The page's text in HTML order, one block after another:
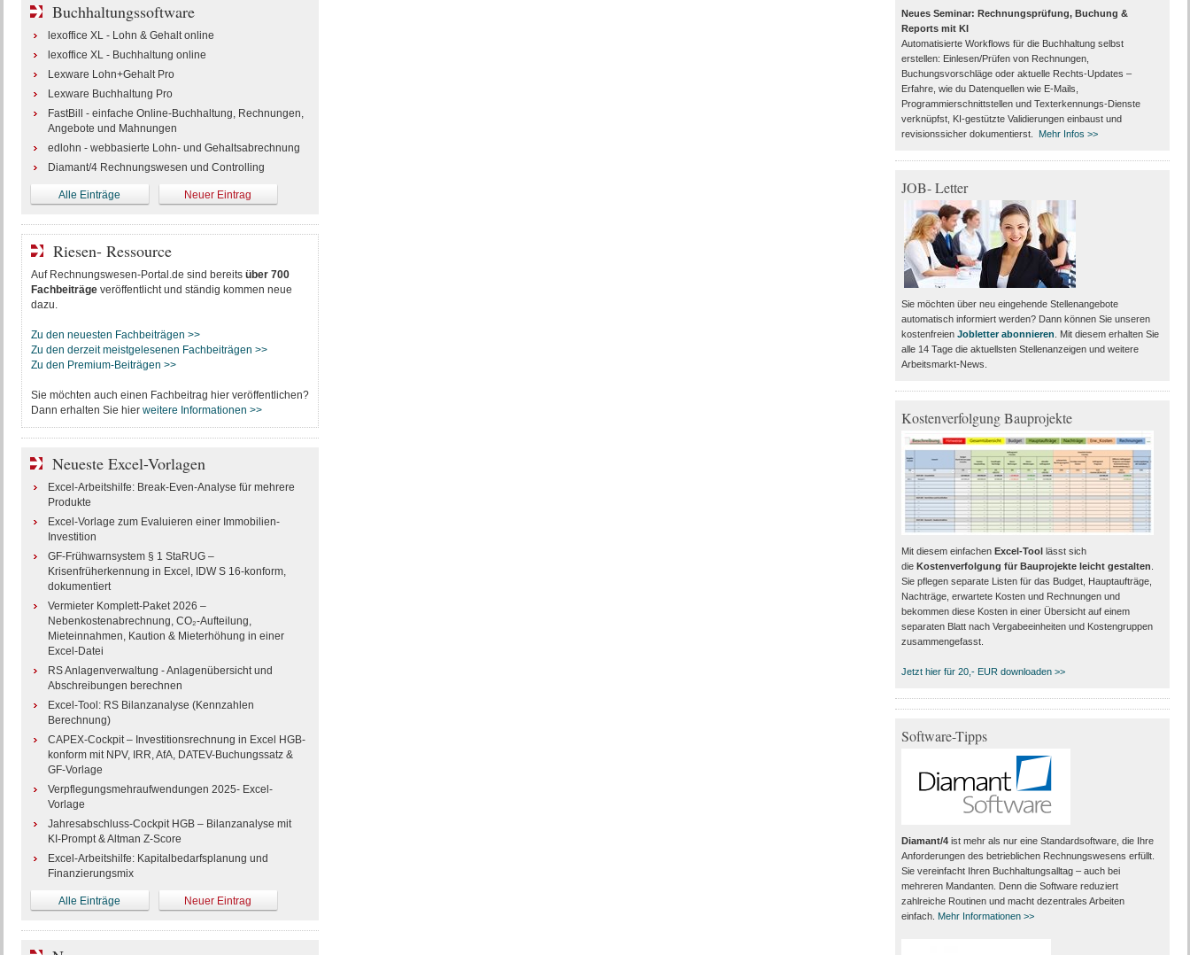
Buchhaltungssoftware
lexoffice XL - Lohn & Gehalt online
lexoffice XL - Buchhaltung online
Lexware Lohn+Gehalt Pro
Lexware Buchhaltung Pro
FastBill - einfache Online-Buchhaltung, Rechnungen,
Angebote und Mahnungen
edlohn - webbasierte Lohn- und Gehaltsabrechnung
Diamant/4 Rechnungswesen und Controlling
Alle Einträge Neuer Eintrag
Riesen- Ressource
Auf Rechnungswesen-Portal.de sind bereits über 700
Fachbeiträgeveröffentlicht und ständig kommen neue
dazu.
Zu den neuesten Fachbeiträgen >>
Zu den derzeit meistgelesenen Fachbeiträgen >>
Zu den Premium-Beiträgen >>
Sie möchten auch einen Fachbeitrag hier veröffentlichen?
Dann erhalten Sie hier weitere Informationen >>
Neueste Excel-Vorlagen
Excel-Arbeitshilfe: Break-Even-Analyse für mehrere
Produkte
Excel-Vorlage zum Evaluieren einer Immobilien-
Investition
GF-Frühwarnsystem § 1 StaRUG –
Krisenfrüherkennung in Excel, IDW S 16-konform,
dokumentiert
Vermieter Komplett-Paket 2026 –
Nebenkostenabrechnung, CO₂-Aufteilung,
Mieteinnahmen, Kaution & Mieterhöhung in einer
Excel-Datei
RS Anlagenverwaltung - Anlagenübersicht und
Abschreibungen berechnen
Excel-Tool: RS Bilanzanalyse (Kennzahlen
Berechnung)
CAPEX-Cockpit – Investitionsrechnung in Excel HGB-
konform mit NPV, IRR, AfA, DATEV-Buchungssatz &
GF-Vorlage
Verpflegungsmehraufwendungen 2025- Excel-
Vorlage
Jahresabschluss-Cockpit HGB – Bilanzanalyse mit
KI-Prompt & Altman Z-Score
Excel-Arbeitshilfe: Kapitalbedarfsplanung und
Finanzierungsmix
Alle Einträge Neuer Eintrag
Neues Seminar: Rechnungsprüfung, Buchung &
Reports mit KI
Automatisierte Workflows für die Buchhaltung selbst
erstellen: Einlesen/Prüfen von Rechnungen,
Buchungsvorschläge oder aktuelle Rechts-Updates –
Erfahre, wie du Datenquellen wie E-Mails,
Programmierschnittstellen und Texterkennungs-Dienste
verknüpfst, KI-gestützte Validierungen einbaust und
revisionssicher dokumentierst.
Mehr Infos >>
JOB- Letter
Sie möchten über neu eingehende Stellenangebote
automatisch informiert werden? Dann können Sie unseren
kostenfreien Jobletter abonnieren . Mit diesem erhalten Sie
alle 14 Tage die aktuellsten Stellenanzeigen und weitere
Arbeitsmarkt-News.
Kostenverfolgung Bauprojekte
Mit diesem einfachen Excel-Toollässt sich
die Kostenverfolgung für Bauprojekte leicht gestalten
Sie pflegen separate Listen für das Budget, Hauptaufträge,
Nachträge, erwartete Kosten und Rechnungen und
bekommen diese Kosten in einer Übersicht auf einem
separaten Blatt nach Vergabeeinheiten und Kostengruppen
zusammengefasst.
Jetzt hier für 20,- EUR downloaden >>
Software-Tipps
Diamant/4 ist mehr als nur eine Standardsoftware, die Ihre
Anforderungen des betrieblichen Rechnungswesens erfüllt.
Sie vereinfacht Ihren Buchhaltungsalltag – auch bei
mehreren Mandanten. Denn die Software reduziert
zahlreiche Routinen und macht dezentrales Arbeiten
einfach. Mehr Informationen >>